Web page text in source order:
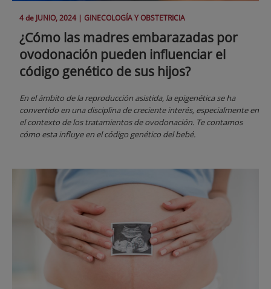
4 de JUNIO, 2024 | GINECOLOGÍA Y OBSTETRICIA
¿Cómo las madres embarazadas por
ovodonación pueden influenciar el
código genético de sus hijos?
En el ámbito de la reproducción asistida, la epigenética se ha
convertido en una disciplina de creciente interés, especialmente en
el contexto de los tratamientos de ovodonación. Te contamos
cómo esta influye en el código genético del bebé.